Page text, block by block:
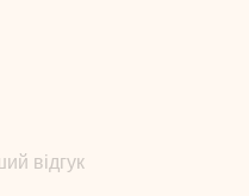
відгук